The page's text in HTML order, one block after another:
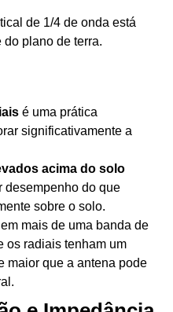
de 1/4 de onda está
plano de terra.
é uma prática
significativamente a
acima do solo
desempenho do que
sobre o solo.
mais de uma banda de
os radiais tenham um
maior que a antena pode